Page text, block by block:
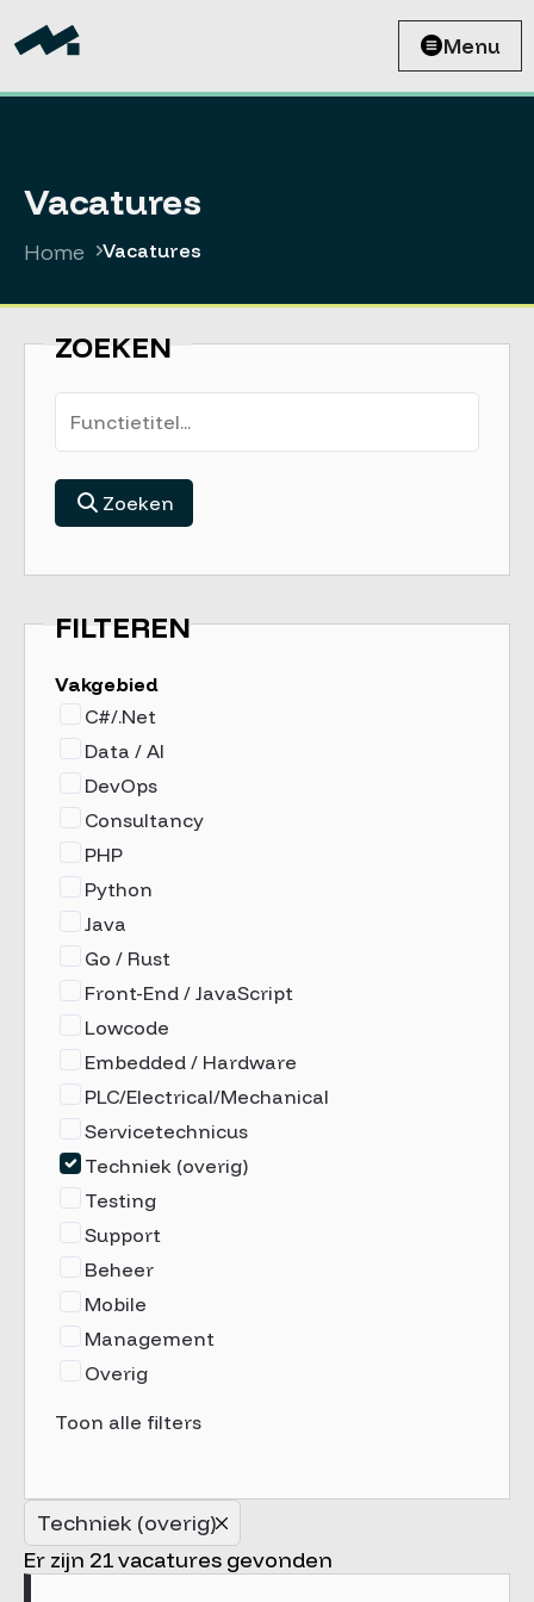
Menu
Vacatures
Home Vacatures
ZOEKEN
Zoeken
FILTEREN
Vakgebied
C#/.Net
Data / AI
DevOps
Consultancy
PHP
Python
Java
Go / Rust
Front-End / JavaScript
Lowcode
Embedded / Hardware
PLC/Electrical/Mechanical
Servicetechnicus
Techniek (overig)
Testing
Support
Beheer
Mobile
Management
Overig
Toon alle filters
Noord-Holland
Noord-Brabant
Techniek (overig)
Er zijn 21 vacatures gevonden